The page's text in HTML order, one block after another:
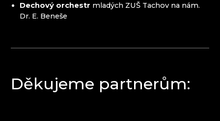
Dechový orchestr mladých ZUŠ Tachov na nám.
Dr. E. Beneše
Děkujeme partnerům: